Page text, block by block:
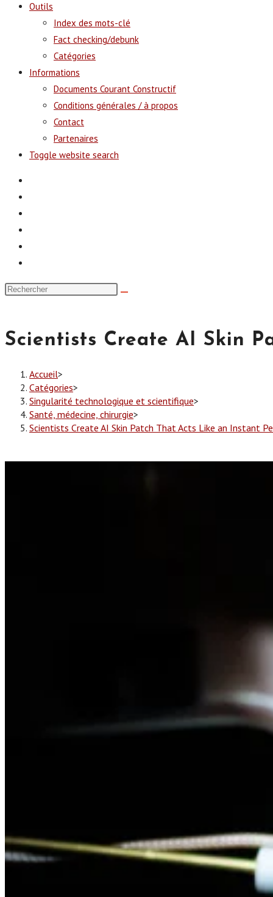
Outils
Index des mots-clé
Fact checking/debunk
Catégories
Informations
Documents Courant Constructif
Conditions générales / à propos
Contact
Partenaires
Toggle website search
Scientists Create AI Skin
Accueil>
Catégories>
Singularité technologique et scientifique>
Santé, médecine, chirurgie>
Scientists Create AI Skin Patch That Acts Like an Instant